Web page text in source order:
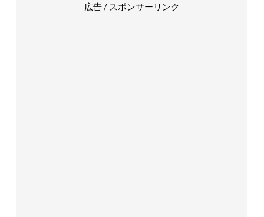
広告 / スポンサーリンク